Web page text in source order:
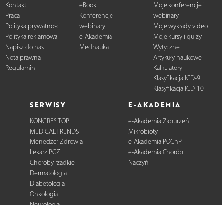
Kontakt
Praca
Polityka prywatności
Polityka reklamowa
Napisz do nas
Nota prawna
Regulamin
eBooki
Konferencje i
webinary
e-Akademia
Mednauka
Moje konferencje i
webinary
Moje wykłady video
Moje kursy i quizy
Wytyczne
Artykuły naukowe
Kalkulatory
Klasyfikacja ICD-9
Klasyfikacja ICD-10
SERWISY
KONGRES TOP
MEDICAL TRENDS
Menedżer Zdrowia
Lekarz POZ
Choroby rzadkie
Dermatologia
Diabetologia
Onkologia
E-AKADEMIA
e-Akademia Zaburzeń
Mikrobioty
e-Akademia POChP
e-Akademia Chorób
Naczyń